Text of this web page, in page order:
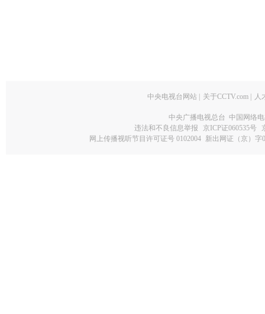
中央电视台网站 关于CCTV.com 人
中央广播电视总台 中国网络
违法和不良信息举报
京ICP证060535号
网上传播视听节目许可证号 0102004 新出网证（京）